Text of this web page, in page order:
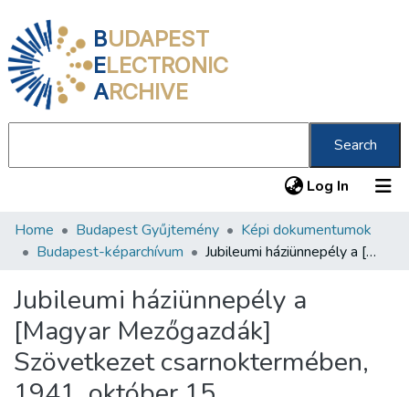
BUDAPEST
ELECTRONIC
ARCHIVE
Search
Log In (current)
Communities & Collections
Statistics
About us
Home Budapest Gyűjtemény
Képi dokumentumok
Budapest-képarchívum
Jubileumi háziünnepély a [Magyar Mezőgazdák] Szövetkezet csarnoktermében, 1941. október 15.
Jubileumi háziünnepély a
[Magyar Mezőgazdák]
Szövetkezet csarnoktermében,